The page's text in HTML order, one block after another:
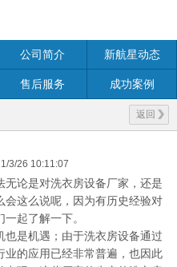
公司简介 新航星动态
售后服务 成功案例
返回
3/26 10:11:07
论是对洗衣房设备厂家，还是
会这么说呢，因为有历史经验对
起了解一下。
是机遇；由于洗衣房设备通过
业的应用已经非常普遍，也因此